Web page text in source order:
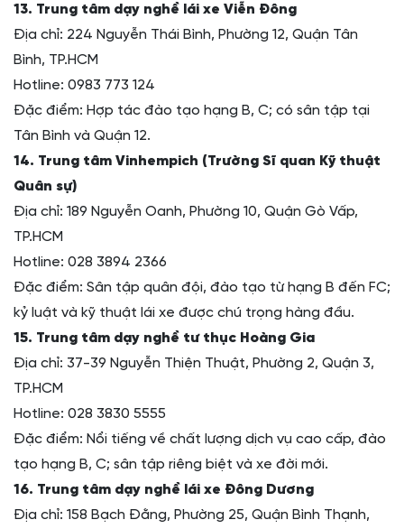
13. Trung tâm dạy nghề lái xe Viễn Đông
Địa chỉ: 224 Nguyễn Thái Bình, Phường 12, Quận Tân
Bình, TP.HCM
Hotline: 0983 773 124
Đặc điểm: Hợp tác đào tạo hạng B, C; có sân tập tại
Tân Bình và Quận 12.
14. Trung tâm Vinhempich (Trường Sĩ quan Kỹ thuật
Quân sự)
Địa chỉ: 189 Nguyễn Oanh, Phường 10, Quận Gò Vấp,
TP.HCM
Hotline: 028 3894 2366
Đặc điểm: Sân tập quân đội, đào tạo từ hạng B đến FC;
kỷ luật và kỹ thuật lái xe được chú trọng hàng đầu.
15. Trung tâm dạy nghề tư thục Hoàng Gia
Địa chỉ: 37-39 Nguyễn Thiện Thuật, Phường 2, Quận 3,
TP.HCM
Hotline: 028 3830 5555
Đặc điểm: Nổi tiếng về chất lượng dịch vụ cao cấp, đào
tạo hạng B, C; sân tập riêng biệt và xe đời mới.
16. Trung tâm dạy nghề lái xe Đông Dương
Địa chỉ: 158 Bạch Đằng, Phường 25, Quận Bình Thạnh,